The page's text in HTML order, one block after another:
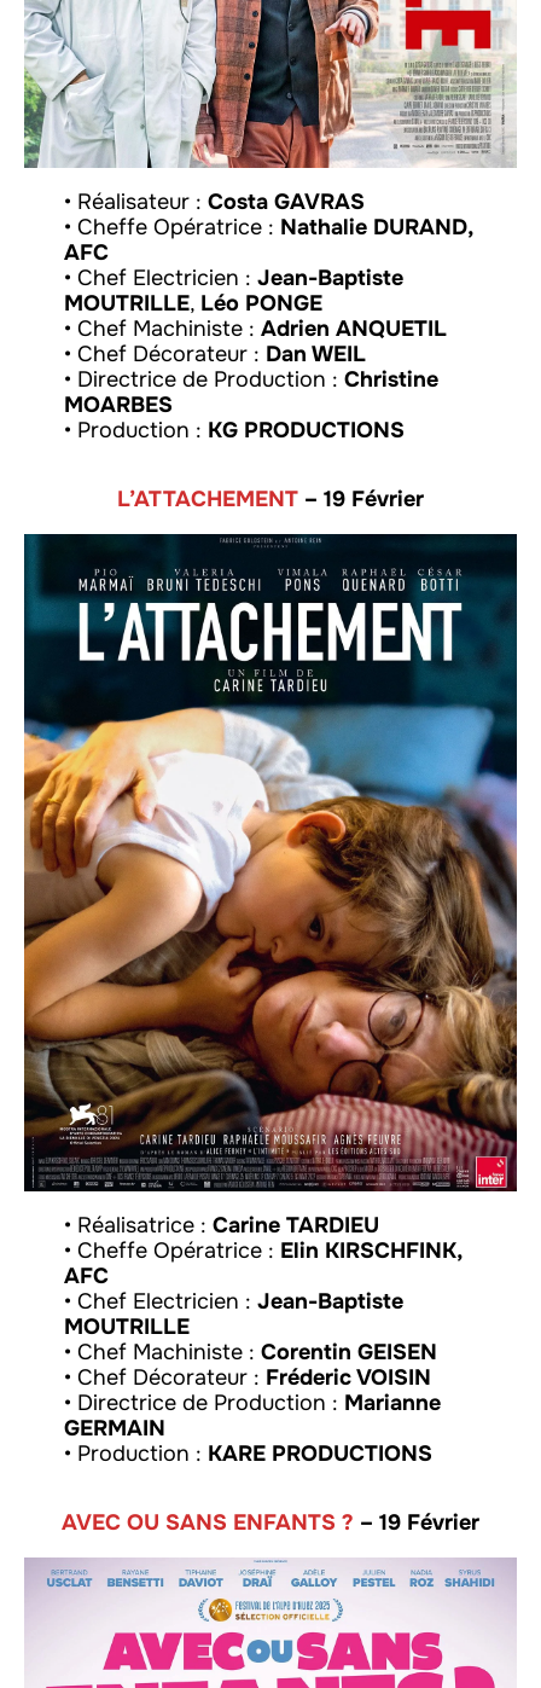
• Réalisateur : Costa GAVRAS
• Cheffe Opératrice : Nathalie DURAND,
AFC
• Chef Electricien : Jean-Baptiste
MOUTRILLE, Léo PONGE
• Chef Machiniste : Adrien ANQUETIL
• Chef Décorateur : Dan WEIL
• Directrice de Production : Christine
MOARBES
• Production : KG PRODUCTIONS
L’ATTACHEMENT – 19 Février
• Réalisatrice : Carine TARDIEU
• Cheffe Opératrice : Elin KIRSCHFINK,
AFC
• Chef Electricien : Jean-Baptiste
MOUTRILLE
• Chef Machiniste : Corentin GEISEN
• Chef Décorateur : Fréderic VOISIN
• Directrice de Production : Marianne
GERMAIN
• Production : KARE PRODUCTIONS
AVEC OU SANS ENFANTS ? – 19 Février